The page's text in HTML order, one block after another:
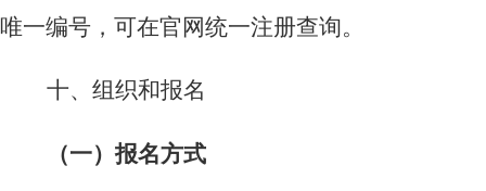
唯一编号，可在官网统一注册查询。
十、 组织和报名
（一）报名方式